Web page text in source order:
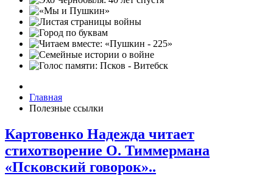
Главная
Полезные ссылки
Картовенко Надежда читает
стихотворение О. Тиммермана
«Псковский говорок»..